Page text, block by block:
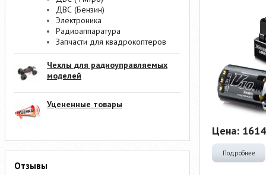
ДВС (Бензин)
Электроника
Радиоаппаратура
Запчасти для квадрокоптеров
Чехлы для радиоуправляемых
моделей
Уцененные товары
Отзывы
Цена:
Подробнее